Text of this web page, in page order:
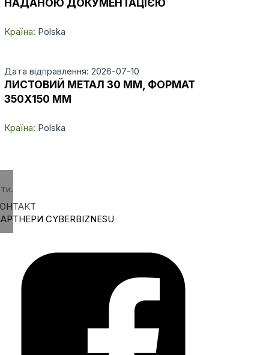
НАДАНОЮ ДОКУМЕНТАЦІЄЮ
Країна: Polska
Дата відправлення: 2026-07-10
ЛИСТОВИЙ МЕТАЛ 30 ММ, ФОРМАТ
350X150 ММ
Країна: Polska
CYBERBIZNESU